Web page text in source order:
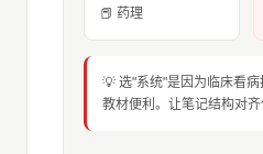
📕 药理
💡 选"系统"是因为临床看
教材便利。让笔记结构对齐